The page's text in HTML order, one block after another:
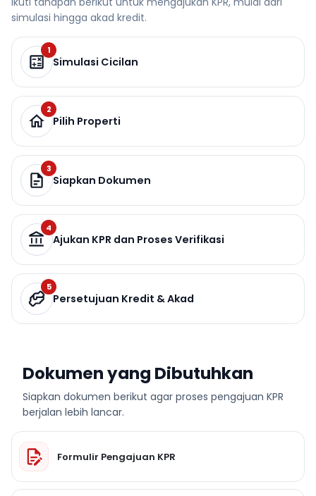
simulasi hingga akad kredit.
1
Simulasi Cicilan
2
Pilih Properti
3
Siapkan Dokumen
4
Ajukan KPR dan Proses Verifikasi
5
Persetujuan Kredit & Akad
Dokumen yang Dibutuhkan
Siapkan dokumen berikut agar proses pengajuan KPR
berjalan lebih lancar.
Formulir Pengajuan KPR